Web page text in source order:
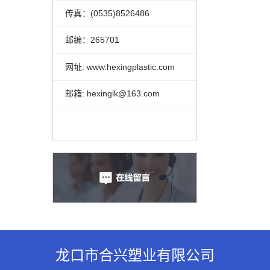
传真：(0535)8526486
邮编：265701
网址: www.hexingplastic.com
邮箱: hexinglk@163.com
龙口市合兴塑业有限公司